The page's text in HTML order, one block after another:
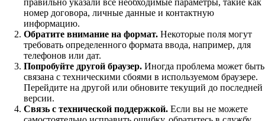
правильно указали все необходимые параметры, такие как
номер договора, личные данные и контактную
информацию.
Обратите внимание на формат. Некоторые поля могут
требовать определенного формата ввода, например, для
телефонов или дат.
Попробуйте другой браузер. Иногда проблема может быть
связана с техническими сбоями в используемом браузере.
Перейдите на другой или обновите текущий до последней
версии.
Связь с технической поддержкой. Если вы не можете